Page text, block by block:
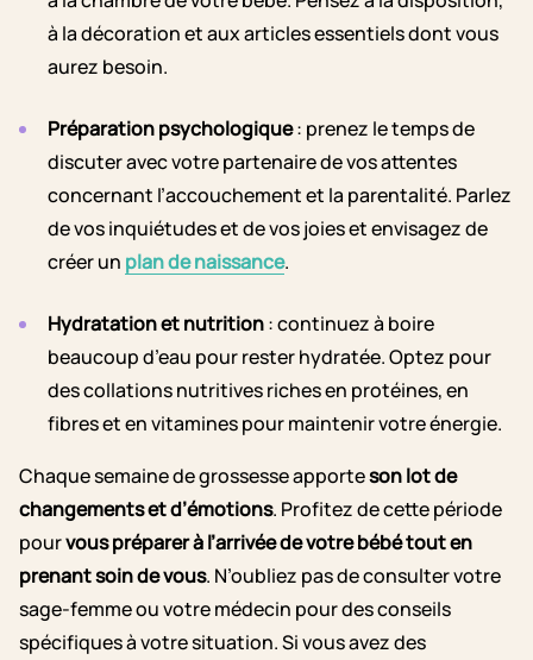
à la décoration et aux articles essentiels dont vous
aurez besoin.
Préparation psychologique: prenez le temps de
discuter avec votre partenaire de vos attentes
concernant l’accouchement et la parentalité. Parlez
de vos inquiétudes et de vos joies et envisagez de
créer un plan de naissance.
Hydratation et nutrition: continuez à boire
beaucoup d’eau pour rester hydratée. Optez pour
des collations nutritives riches en protéines, en
fibres et en vitamines pour maintenir votre énergie.
Chaque semaine de grossesse apporteson lot de
changements et d’émotions. Profitez de cette période
pourvous préparer à l’arrivée de votre bébé tout en
prenant soin de vous. N’oubliez pas de consulter votre
sage-femme ou votre médecin pour des conseils
spécifiques à votre situation. Si vous avez des